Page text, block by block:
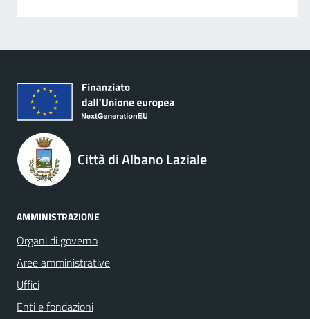
Città di Albano Laziale
AMMINISTRAZIONE
Organi di governo
Aree amministrative
Uffici
Enti e fondazioni